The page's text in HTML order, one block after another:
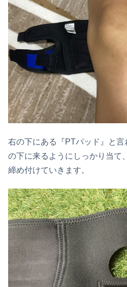
右の下にある『PTパッド』と言
の下に来るようにしっかり当て
締め付けていきます。